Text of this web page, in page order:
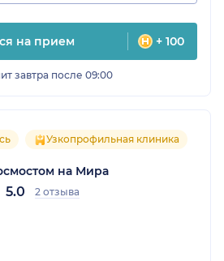
на прием + 100
завтра после 09:00
Узкопрофильная клиника
на Мира
5.0 2 отзыва